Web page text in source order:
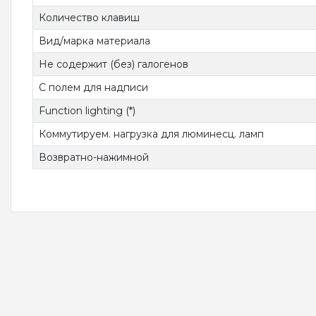
Количество клавиш
Вид/марка материала
Не содержит (без) галогенов
С полем для надписи
Function lighting (*)
Коммутируем. нагрузка для люминесц. ламп
Возвратно-нажимной